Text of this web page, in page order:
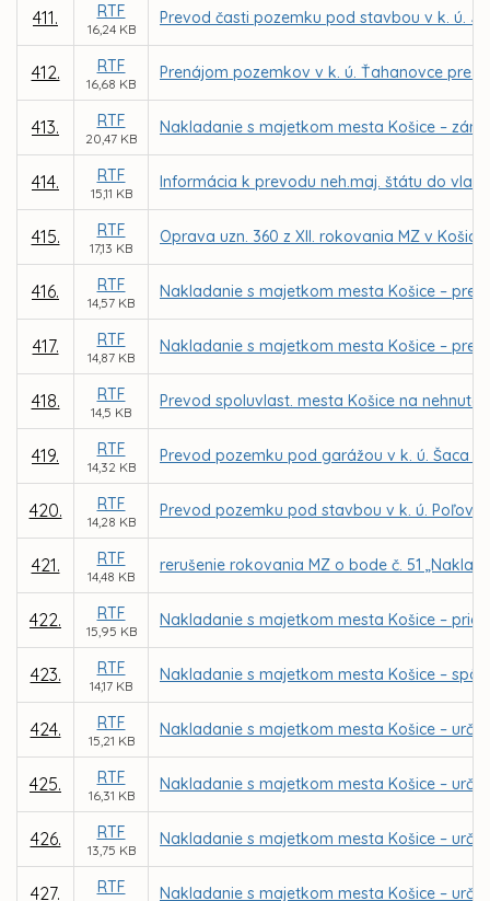
411. RTF
16,24 KB
Prevod časti pozemku pod stavbou v k. ú.
412. RTF
16,68 KB
Prenájom pozemkov v k. ú. Ťahanovce pre
413. RTF
20,47 KB
Nakladanie s majetkom mesta Košice –
414. RTF
15,11 KB
Informácia k prevodu neh.maj. štátu do
415. RTF
17,13 KB
Oprava uzn. 360 z XII. rokovania MZ v
416. RTF
14,57 KB
Nakladanie s majetkom mesta Košice –
417. RTF
14,87 KB
Nakladanie s majetkom mesta Košice –
418. RTF
14,5 KB
Prevod spoluvlast. mesta Košice na
419. RTF
14,32 KB
Prevod pozemku pod garážou v k. ú. Šaca
420. RTF
14,28 KB
Prevod pozemku pod stavbou v k. ú. Poľov
421. RTF
14,48 KB
rerušenie rokovania MZ o bode č. 51
422. RTF
15,95 KB
Nakladanie s majetkom mesta Košice –
423. RTF
14,17 KB
Nakladanie s majetkom mesta Košice –
424. RTF
15,21 KB
Nakladanie s majetkom mesta Košice –
425. RTF
16,31 KB
Nakladanie s majetkom mesta Košice –
426. RTF
13,75 KB
Nakladanie s majetkom mesta Košice –
427. RTF Nakladanie s majetkom mesta Košice –